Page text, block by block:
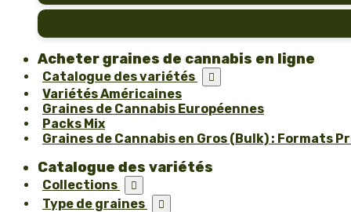
Acheter graines de cannabis en ligne
Catalogue des variétés 
Variétés Américaines
Graines de Cannabis Européennes
Packs Mix
Graines de Cannabis en Gros (Bulk) : Formats
Catalogue des variétés
Collections 
Type de graines 